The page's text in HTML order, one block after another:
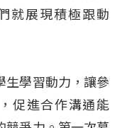
就展現積極跟動
生學習動力，讓參
促進合作溝通能